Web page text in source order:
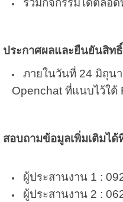
ร่วมกิจกรรมได้ตลอด
ประกาศผลและยืนยันสิทธิ์
ภายในวันที่ 24 มิถุน
Openchat ที่แนบไว้ใต้
สอบถามข้อมูลเพิ่มเติมได้
ผู้ประสานงาน 1 :
ผู้ประสานงาน 2 :